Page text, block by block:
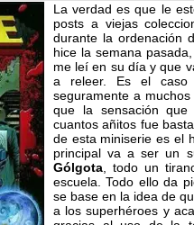
La verdad es que le
posts a viejas
durante la ordenación
hice la semana
me leí en su día y que
a releer. Es el caso
seguramente a
que la sensación
cuantos añitos fue
de esta miniserie es el
principal va a ser un
Gólgota , todo un
escuela. Todo ello da
se base en la idea de
a los superhéroes y